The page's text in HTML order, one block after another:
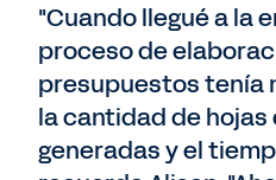
"Cuando llegué a la
proceso de
presupuestos tenía
la cantidad de hojas
generadas y el